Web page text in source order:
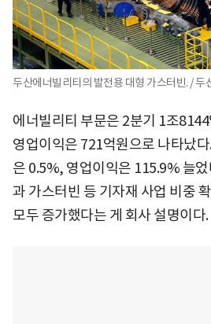
두산에너빌리티의 발전용 대형 가스터빈. / 두
에너빌리티 부문은 2분기 1조
영업이익은 721억원으로 나타났
은 0.5%, 영업이익은 115.9% 늘
과 가스터빈 등 기자재 사업 비중
모두 증가했다는 게 회사 설명이다.